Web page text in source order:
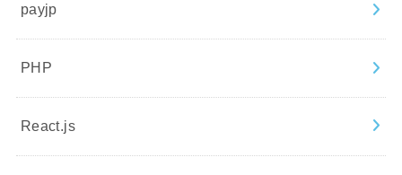
payjp
PHP
React.js